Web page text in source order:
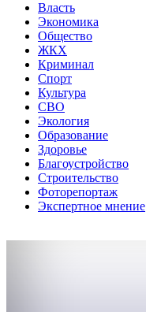
Власть
Экономика
Общество
ЖКХ
Криминал
Спорт
Культура
СВО
Экология
Образование
Здоровье
Благоустройство
Строительство
Фоторепортаж
Экспертное мнение